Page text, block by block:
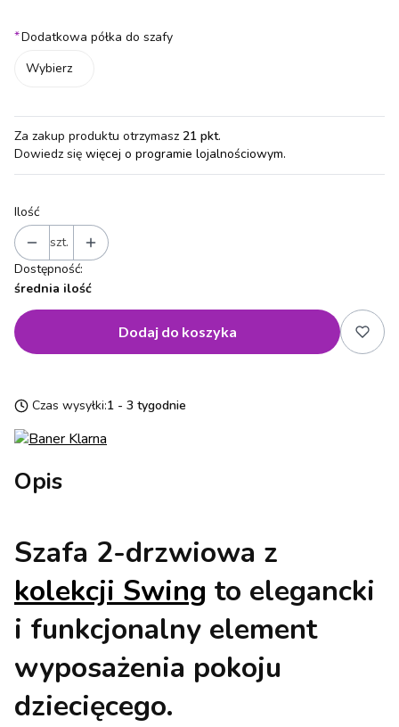
*Dodatkowa półka do szafy
Wybierz
Za zakup produktu otrzymasz 21 pkt.
Dowiedz się więcej o programie lojalnościowym.
Ilość
szt.
Dostępność:
średnia ilość
Dodaj do koszyka
Czas wysyłki:1 - 3 tygodnie
Opis
Szafa 2-drzwiowa z
kolekcji Swing to elegancki
i funkcjonalny element
wyposażenia pokoju
dziecięcego.